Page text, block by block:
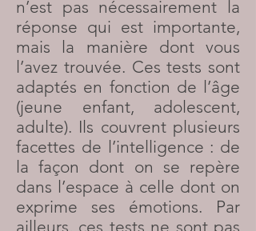
n’est pas nécessairement la
réponse qui est importante,
mais la manière dont vous
l’avez trouvée. Ces tests sont
adaptés en fonction de l’âge
(jeune enfant, adolescent,
adulte). Ils couvrent plusieurs
facettes de l’intelligence : de
la façon dont on se repère
dans l’espace à celle dont on
exprime ses émotions. Par
ailleurs, ces tests ne sont pas